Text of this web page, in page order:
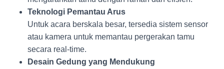
Teknologi Pemantau Arus
Untuk acara berskala besar, tersedia sistem sensor
atau kamera untuk memantau pergerakan tamu
secara real-time.
Desain Gedung yang Mendukung